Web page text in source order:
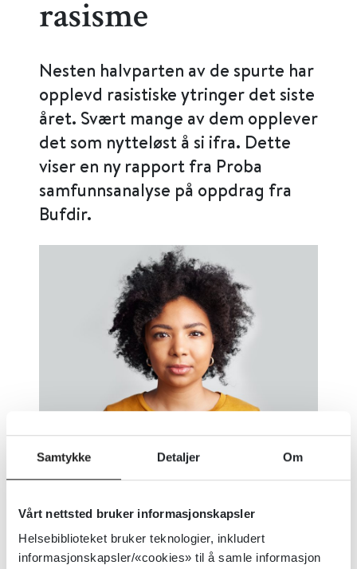
Samtykke Detaljer Om
Vårt nettsted bruker informasjonskapsler
Helsebiblioteket bruker teknologier, inkludert
informasjonskapsler/«cookies» til å samle informasjon
rasisme
Nesten halvparten av de spurte har
opplevd rasistiske ytringer det siste
året. Svært mange av dem opplever
det som nytteløst å si ifra. Dette
viser en ny rapport fra Proba
samfunnsanalyse på oppdrag fra
Bufdir.
Publisert 03. april 2024|Sist oppdatert 03.
Unge med bakgrunn fra Afrika utenom